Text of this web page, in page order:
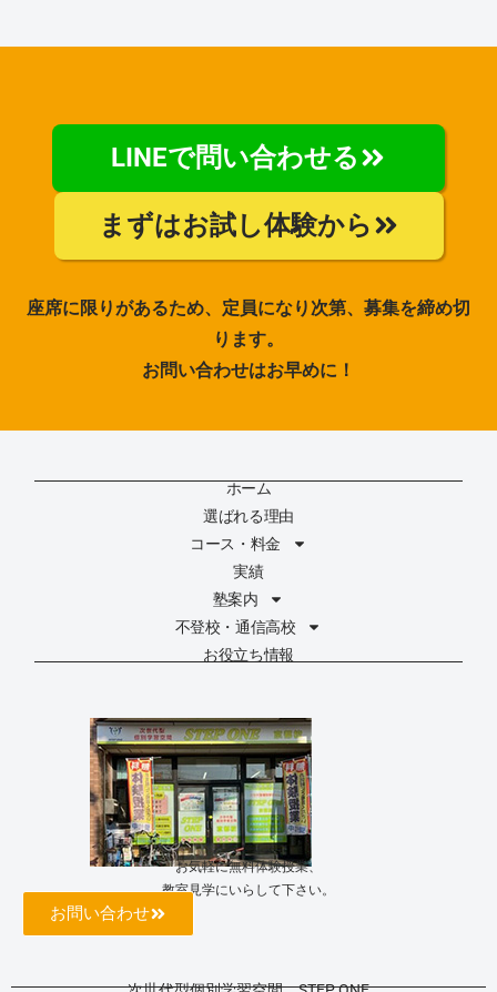
LINEで問い合わせる
まずはお試し体験から
座席に限りがあるため、定員になり次第、募集を締め切
ります。
お問い合わせはお早めに！
ホーム
選ばれる理由
コース・料金
実績
塾案内
不登校・通信高校
お役立ち情報
お気軽に無料体験授業、
教室見学にいらして下さい。
お問い合わせ